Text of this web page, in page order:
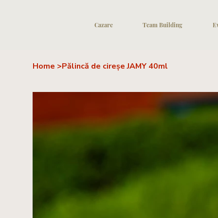
Cazare Team Building
Home >Pălincă de cireșe JAMY 40ml